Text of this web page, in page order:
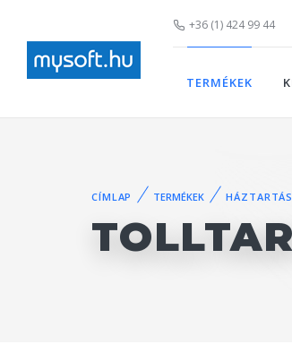
+36 (1) 424 99 44
TERMÉKEK
CÍMLAP TERMÉKEK HÁZTARTÁS